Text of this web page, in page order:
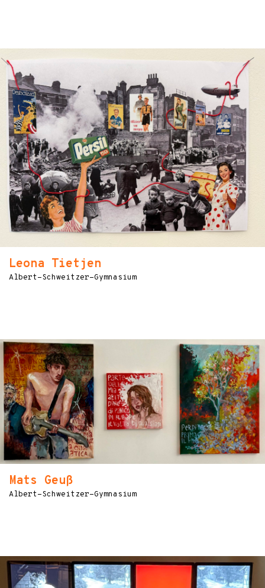
Leona Tietjen
Albert-Schweitzer-Gymnasium
Mats Geuß
Albert-Schweitzer-Gymnasium